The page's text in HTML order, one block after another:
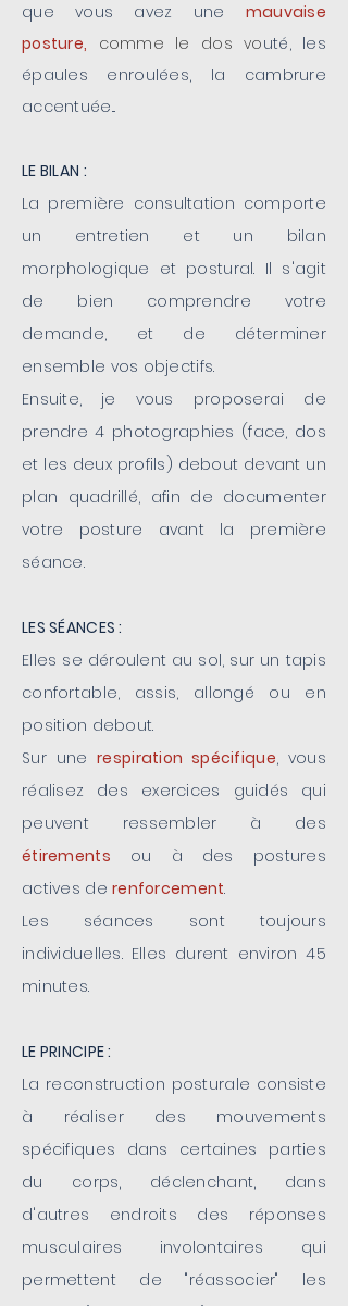
que vous avez une mauvaise
posture, comme le dos vouté, les
épaules enroulées, la cambrure
accentuée...
LE BILAN :
La première consultation comporte
un entretien et un bilan
morphologique et postural. Il s'agit
de bien comprendre votre
demande, et de déterminer
ensemble vos objectifs.
Ensuite, je vous proposerai de
prendre 4 photographies (face, dos
et les deux profils) debout devant un
plan quadrillé, afin de documenter
votre posture avant la première
séance.
LES SÉANCES :
Elles se déroulent au sol, sur un tapis
confortable, assis, allongé ou en
position debout.
Sur unerespiration spécifique, vous
réalisez des exercices guidés qui
peuvent ressembler à des
étirements ou à des postures
actives derenforcement.
Les séances sont toujours
individuelles. Elles durent environ 45
minutes.
LE PRINCIPE :
La reconstruction posturale consiste
à réaliser des mouvements
spécifiques dans certaines parties
du corps, déclenchant, dans
d'autres endroits des réponses
musculaires involontaires qui
permettent de "réassocier" les